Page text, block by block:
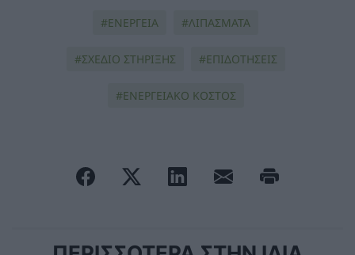
ΕΝΕΡΓΕΙΑ ΛΙΠΑΣΜΑΤΑ
ΣΧΕΔΙΟ ΣΤΗΡΙΞΗΣ ΕΠΙΔΟΤΗΣΕΙΣ
ΕΝΕΡΓΕΙΑΚΟ ΚΟΣΤΟΣ